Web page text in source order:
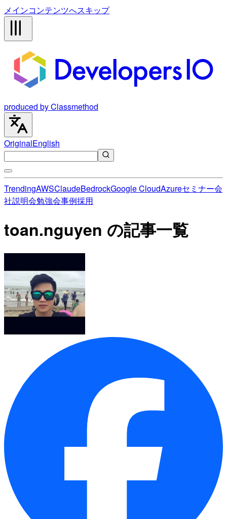
メインコンテンツへスキップ
produced by Classmethod
OriginalEnglish
TrendingAWSClaudeBedrockGoogle CloudAzureセミナー会
社説明会勉強会事例採用
toan.nguyen の記事一覧